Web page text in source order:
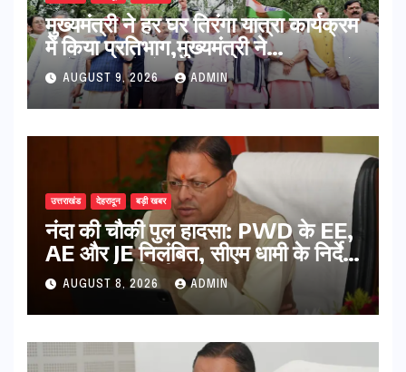
मुख्यमंत्री ने हर घर तिरंगा यात्रा कार्यक्रम
में किया प्रतिभाग,मुख्यमंत्री ने
प्रदेशवासियों से स्वतंत्रता दिवस पर अपने
घरों में तिरंगा फहराने का किया आवाह्न
AUGUST 9, 2026 ADMIN
उत्तराखंड देहरादून बड़ी खबर
नंदा की चौकी पुल हादसा: PWD के EE,
AE और JE निलंबित, सीएम धामी के निर्देश
पर सख्त कार्रवाई
AUGUST 8, 2026 ADMIN